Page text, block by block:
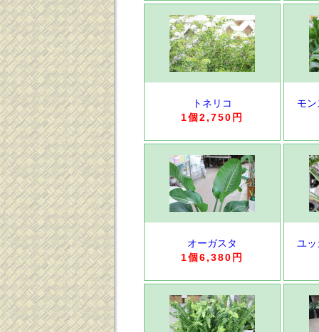
トネリコ
1個2,750円
モ
オーガスタ
1個6,380円
ユッ